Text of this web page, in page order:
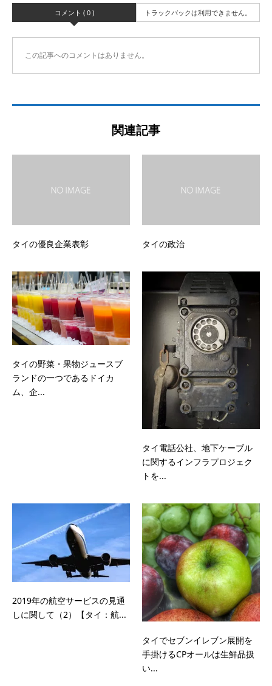
コメント ( 0 ) トラックバックは利用できません。
この記事へのコメントはありません。
関連記事
タイの優良企業表彰 タイの政治
タイの野菜・果物ジュースブ
ランドの一つであるドイカ
ム、企...
タイ電話公社、地下ケーブル
に関するインフラプロジェク
トを...
2019年の航空サービスの見通
しに関して（2）【タイ：航...
タイでセブンイレブン展開を
手掛けるCPオールは生鮮品扱
い...